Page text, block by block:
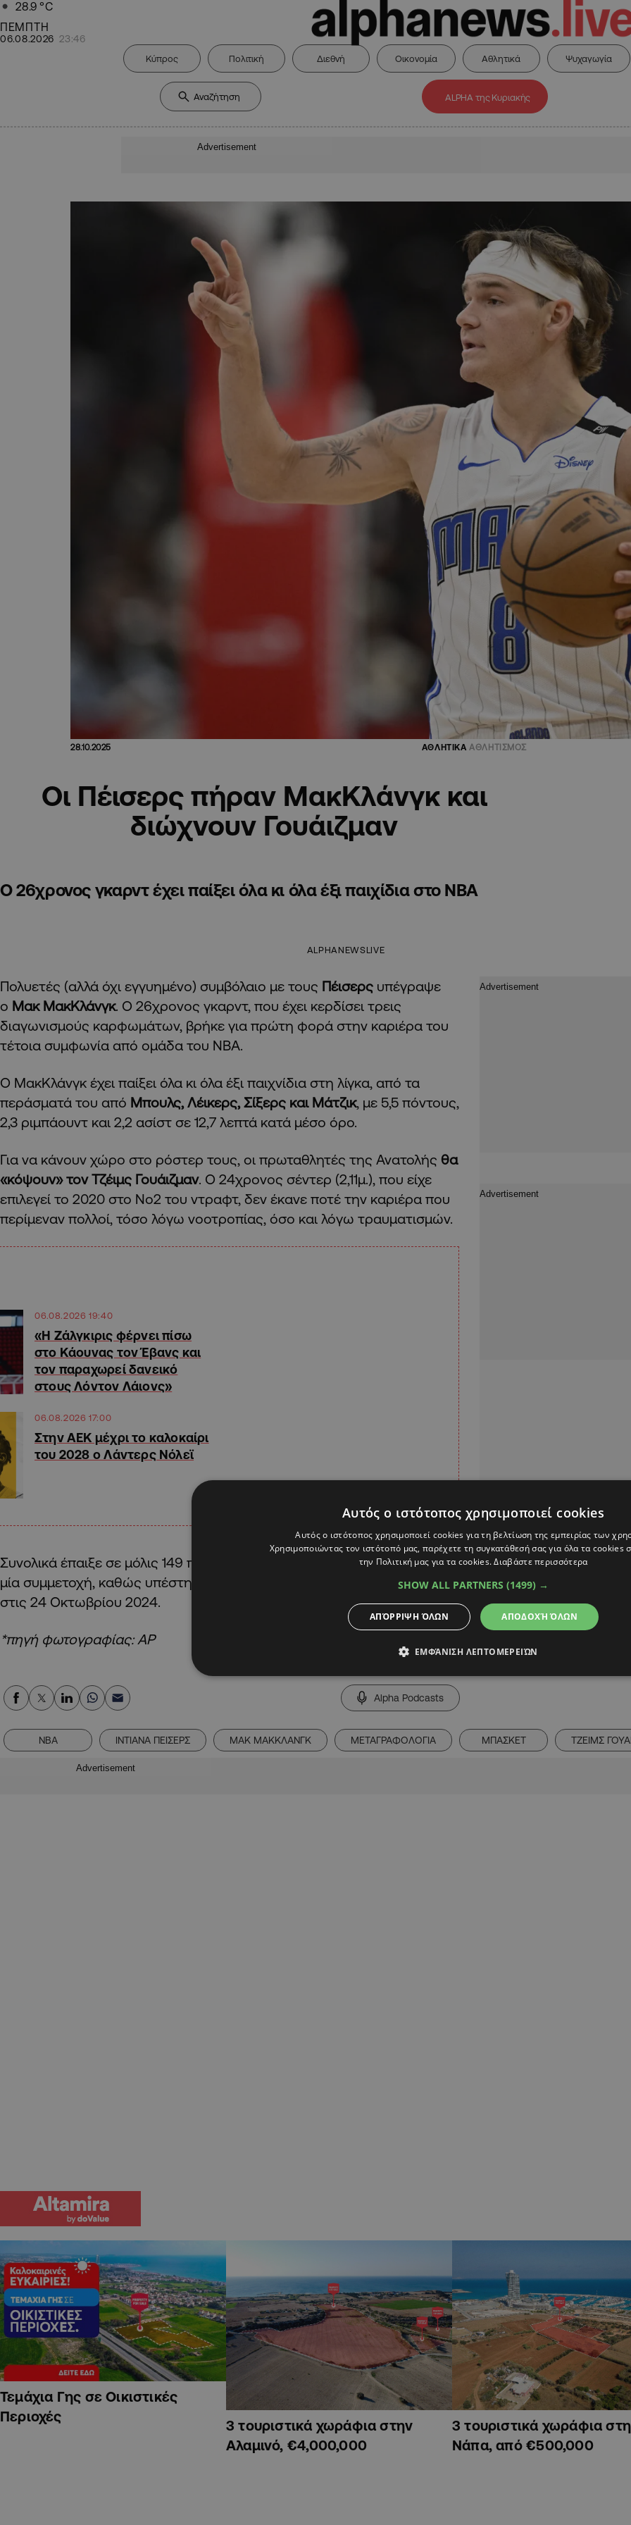
28.9 °C
ΠΕΜΠΤΗ
06.08.2026 23:46
Κύπρος Πολιτική Διεθνή Οικονομία Αθλητικά Ψυχαγωγία
ALPHA της Κυριακής
Advertisement
28.10.2025 ΑΘΛΗΤΙΚΑ ΑΘΛΗΤΙΣΜΟΣ
Οι Πέισερς πήραν ΜακΚλάνγκ και
διώχνουν Γουάιζμαν
Ο 26χρονος γκαρντ έχει παίξει όλα κι όλα έξι παιχίδια στο NBA
ALPHANEWSLIVE
Πολυετές (αλλά όχι εγγυημένο) συμβόλαιο με τους Πέισερς υπέγραψε
ο Μακ ΜακΚλάνγκ. Ο 26χρονος γκαρντ, που έχει κερδίσει τρεις
διαγωνισμούς καρφωμάτων, βρήκε για πρώτη φορά στην καριέρα του
τέτοια συμφωνία από ομάδα του ΝΒΑ.
Ο ΜακΚλάνγκ έχει παίξει όλα κι όλα έξι παιχνίδια στη λίγκα, από τα
περάσματά του από Μπουλς, Λέικερς, Σίξερς και Μάτζικ, με 5,5 πόντους,
2,3 ριμπάουντ και 2,2 ασίστ σε 12,7 λεπτά κατά μέσο όρο.
Για να κάνουν χώρο στο ρόστερ τους, οι πρωταθλητές της Ανατολής θα
«κόψουν» τον Τζέιμς Γουάιζμαν. O 24χρονος σέντερ (2,11μ.), που είχε
επιλεγεί το 2020 στο Νο2 του ντραφτ, δεν έκανε ποτέ την καριέρα που
περίμεναν πολλοί, τόσο λόγω νοοτροπίας, όσο και λόγω τραυματισμών.
06.08.2026 19:40
«Η Ζάλγκιρις φέρνει πίσω
στο Κάουνας τον Έβανς και
τον παραχωρεί δανεικό
στους Λόντον Λάιονς»
06.08.2026 17:00
Στην ΑΕΚ μέχρι το καλοκαίρι
του 2028 ο Λάντερς Νόλεϊ
Συνολικά έπαιξε σε μόλις 149 παιχνίδια στο ΝΒΑ, ενώ πέρσι είχε μόλις
μία συμμετοχή, καθώς υπέστη ρήξη αχιλλείου στην πρεμιέρα της σεζόν,
στις 24 Οκτωβρίου 2024.
*πηγή φωτογραφίας: AP
Alpha Podcasts
NBA ΙΝΤΙΑΝΑ ΠΕΙΣΕΡΣ ΜΑΚ ΜΑΚΚΛΑΝΓΚ ΜΕΤΑΓΡΑΦΟΛΟΓΙΑ ΜΠΑΣΚΕΤ ΤΖΕΙΜΣ
Advertisement
Τεμάχια Γης σε Οικιστικές
Περιοχές
3 τουριστικά χωράφια στην
Αλαμινό, €4,000,000
3 τουριστικά χωράφια
Νάπα, από €500,000
Αυτός ο ιστότοπος χρησιμοποιεί cookies
Αυτός ο ιστότοπος χρησιμοποιεί cookies για τη βελτίωση της εμπειρίας των
Χρησιμοποιώντας τον ιστότοπό μας, παρέχετε τη συγκατάθεσή σας για όλα τα cookies
την Πολιτική μας για τα cookies.Διαβάστε περισσότερα
SHOW ALL PARTNERS (1499) →
ΑΠΟΔΟΧΉ ΌΛΩΝ
ΑΠΌΡΡΙΨΗ ΌΛΩΝ
ΕΜΦΆΝΙΣΗ ΛΕΠΤΟΜΕΡΕΙΏΝ